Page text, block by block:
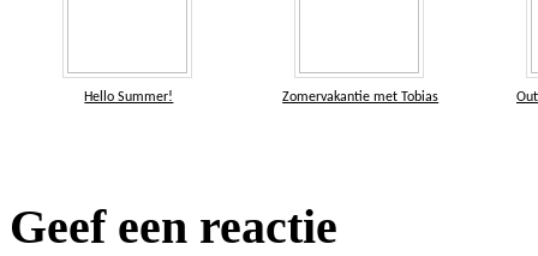
Hello Summer! Zomervakantie met Tobias
Geef een reactie